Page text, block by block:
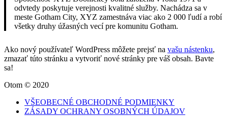
odvtedy poskytuje verejnosti kvalitné služby. Nachádza sa v
meste Gotham City, XYZ zamestnáva viac ako 2 000 ľudí a robí
všetky druhy úžasných vecí pre komunitu Gotham.
Ako nový používateľ WordPress môžete prejsť na vašu nástenku,
zmazať túto stránku a vytvoriť nové stránky pre váš obsah. Bavte
sa!
Otom © 2020
VŠEOBECNÉ OBCHODNÉ PODMIENKY
ZÁSADY OCHRANY OSOBNÝCH ÚDAJOV